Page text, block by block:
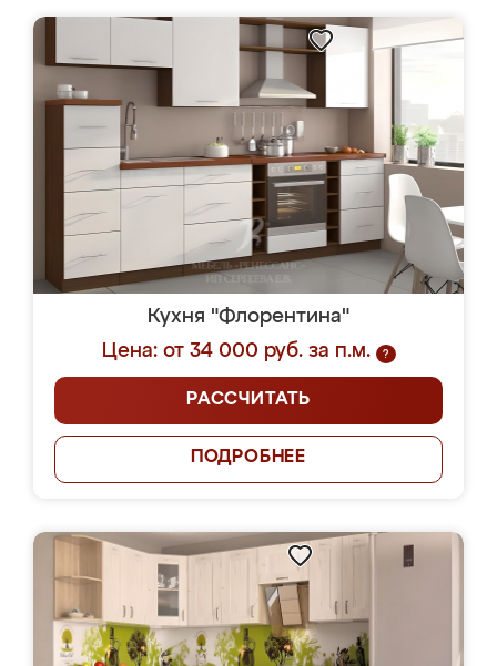
Кухня "Флорентина"
Цена: от 34 000 руб. за п.м.
?
РАССЧИТАТЬ
ПОДРОБНЕЕ